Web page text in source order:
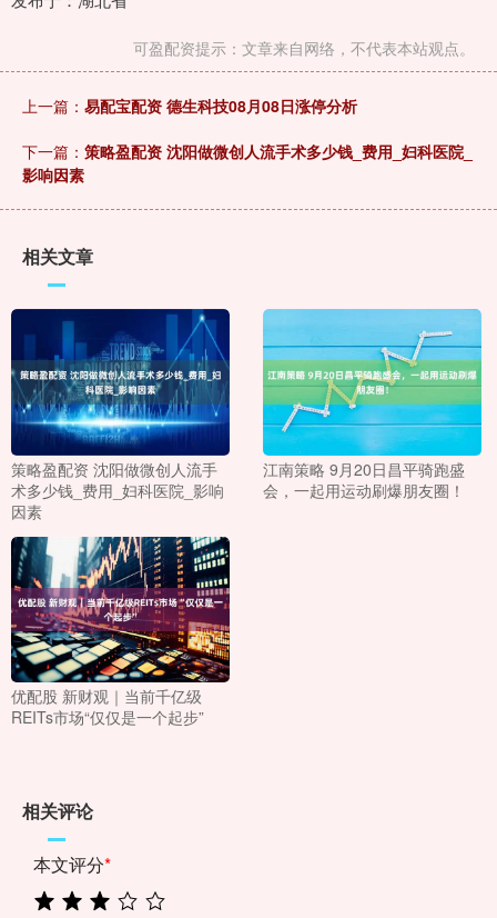
可盈配资提示：文章来自网络，不代表本站观点。
上一篇： 易配宝配资 德生科技08月08日涨停分析
下一篇： 策略盈配资 沈阳做微创人流手术多少钱_费用_妇科医院_
影响因素
相关文章
策略盈配资 沈阳做微创人流手
术多少钱_费用_妇科医院_影响
因素
江南策略 9月20日昌平骑跑盛
会，一起用运动刷爆朋友圈！
优配股 新财观｜当前千亿级
REITs市场“仅仅是一个起步”
相关评论
本文评分*